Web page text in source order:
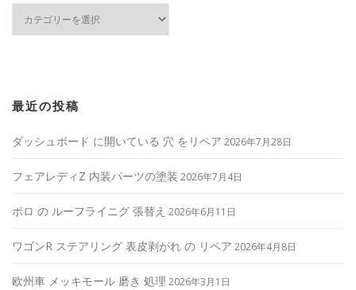
最近の投稿
ダッシュボード に開いている 穴 をリペア 2026年7月28日
フェアレディZ 内装パーツの塗装 2026年7月4日
ポロ の ルーフライニグ 張替え 2026年6月11日
ワゴンR ステアリング 表皮剥がれ の リペア 2026年4月8日
欧州車 メッキモール 磨き 処理 2026年3月1日